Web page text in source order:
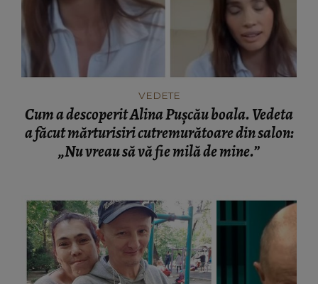
VEDETE
Cum a descoperit Alina Pușcău boala. Vedeta
a făcut mărturisiri cutremurătoare din salon:
„Nu vreau să vă fie milă de mine.”